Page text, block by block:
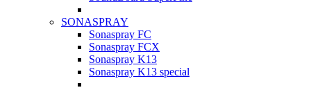
SONASPRAY
Sonaspray FC
Sonaspray FCX
Sonaspray K13
Sonaspray K13 special